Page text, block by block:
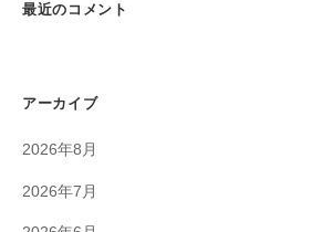
最近のコメント
アーカイブ
2026年8月
2026年7月